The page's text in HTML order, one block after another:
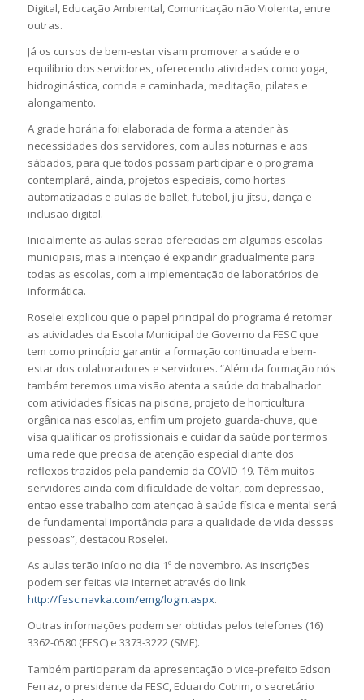
Digital, Educação Ambiental, Comunicação não Violenta, entre
outras.
Já os cursos de bem-estar visam promover a saúde e o
equilíbrio dos servidores, oferecendo atividades como yoga,
hidroginástica, corrida e caminhada, meditação, pilates e
alongamento.
A grade horária foi elaborada de forma a atender às
necessidades dos servidores, com aulas noturnas e aos
sábados, para que todos possam participar e o programa
contemplará, ainda, projetos especiais, como hortas
automatizadas e aulas de ballet, futebol, jiu-jítsu, dança e
inclusão digital.
Inicialmente as aulas serão oferecidas em algumas escolas
municipais, mas a intenção é expandir gradualmente para
todas as escolas, com a implementação de laboratórios de
informática.
Roselei explicou que o papel principal do programa é retomar
as atividades da Escola Municipal de Governo da FESC que
tem como princípio garantir a formação continuada e bem-
estar dos colaboradores e servidores. “Além da formação nós
também teremos uma visão atenta a saúde do trabalhador
com atividades físicas na piscina, projeto de horticultura
orgânica nas escolas, enfim um projeto guarda-chuva, que
visa qualificar os profissionais e cuidar da saúde por termos
uma rede que precisa de atenção especial diante dos
reflexos trazidos pela pandemia da COVID-19. Têm muitos
servidores ainda com dificuldade de voltar, com depressão,
então esse trabalho com atenção à saúde física e mental será
de fundamental importância para a qualidade de vida dessas
pessoas”, destacou Roselei.
As aulas terão início no dia 1º de novembro. As inscrições
podem ser feitas via internet através do link
http://fesc.navka.com/emg/login.aspx.
Outras informações podem ser obtidas pelos telefones (16)
3362-0580 (FESC) e 3373-3222 (SME).
Também participaram da apresentação o vice-prefeito Edson
Ferraz, o presidente da FESC, Eduardo Cotrim, o secretário